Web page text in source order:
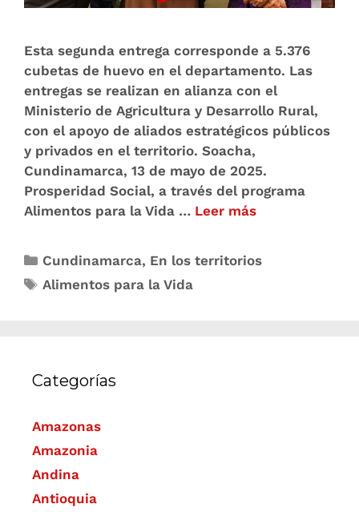
Esta segunda entrega corresponde a 5.376
cubetas de huevo en el departamento. Las
entregas se realizan en alianza con el
Ministerio de Agricultura y Desarrollo Rural,
con el apoyo de aliados estratégicos públicos
y privados en el territorio. Soacha,
Cundinamarca, 13 de mayo de 2025.
Prosperidad Social, a través del programa
Alimentos para la Vida … Leer más
Cundinamarca, En los territorios
Alimentos para la Vida
Categorías
Amazonas
Amazonia
Andina
Antioquia